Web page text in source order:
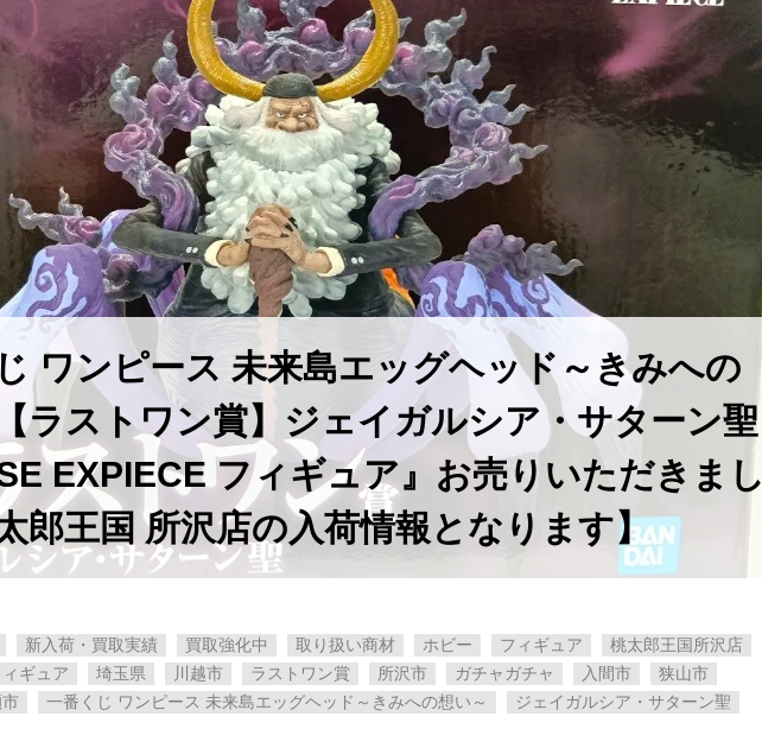
ワンピース 未来島エッグヘッド～きみへの
ストワン賞】ジェイガルシア・サターン聖
EXPIECE フィギュア』お売りいただきまし
郎王国 所沢店の入荷情報となります】
新入荷・買取実績 買取強化中 取り扱い商材 ホビー フィギュア
桃太郎王国所沢店
ィギュア 埼玉県 川越市 ラストワン賞 所沢市 ガチャガチャ 入間市
狭山市
一番くじ ワンピース 未来島エッグヘッド～きみへの想い～ ジェイガルシア・サターン聖